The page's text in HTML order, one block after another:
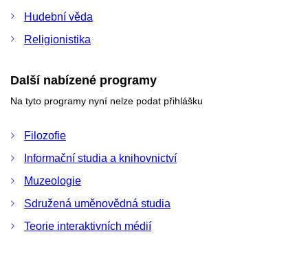
Hudební věda
Religionistika
Další nabízené programy
Na tyto programy nyní nelze podat přihlášku
Filozofie
Informační studia a knihovnictví
Muzeologie
Sdružená uměnovědná studia
Teorie interaktivních médií